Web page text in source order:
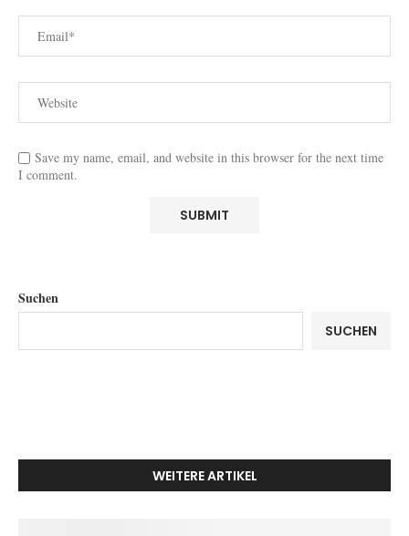
Save my name, email, and website in this browser for the next time
I comment.
Suchen
SUCHEN
WEITERE ARTIKEL